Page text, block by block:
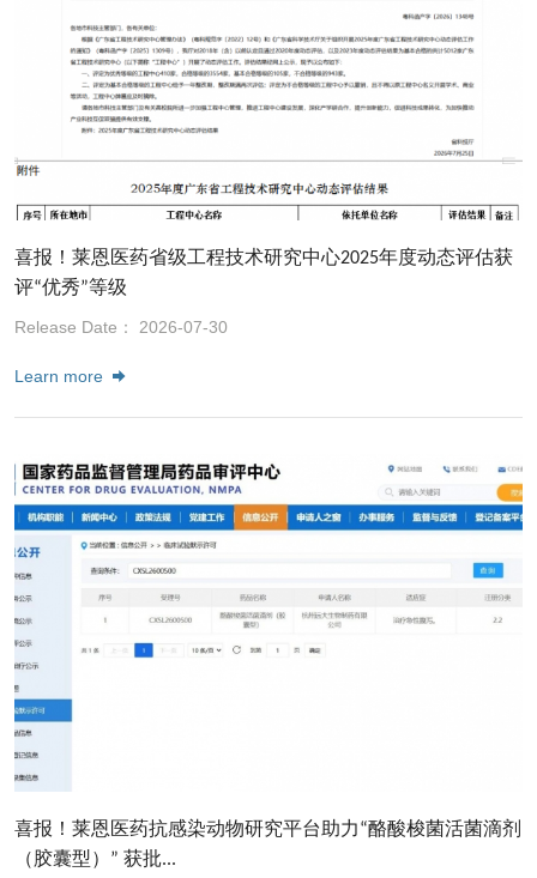
喜报！莱恩医药省级工程技术研究中心2025年度动态评估获
评“优秀”等级
Release Date： 2026-07-30
Learn more
喜报！莱恩医药抗感染动物研究平台助力“酪酸梭菌活菌滴剂
（胶囊型）” 获批...